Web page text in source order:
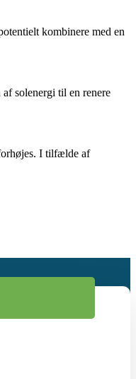
kombinere med en
solenergi til en renere
I tilfælde af